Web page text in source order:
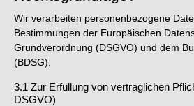
Wir verarbeiten personenbezogene
Bestimmungen der Europäischen
Grundverordnung (DSGVO) und dem
(BDSG):
3.1 Zur Erfüllung von vertraglichen
DSGVO)